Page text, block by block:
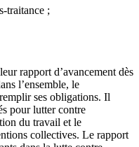
traitance ;
rapport d’avancement dès
l’ensemble, le
ses obligations. Il
pour lutter contre
du travail et le
collectives. Le rapport